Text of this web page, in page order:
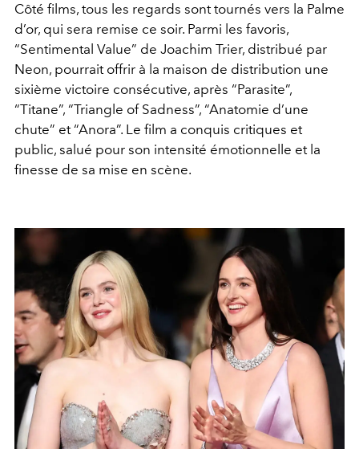
Côté films, tous les regards sont tournés vers la Palme
d’or, qui sera remise ce soir. Parmi les favoris,
“Sentimental Value” de Joachim Trier, distribué par
Neon, pourrait offrir à la maison de distribution une
sixième victoire consécutive, après “Parasite”,
“Titane”, “Triangle of Sadness”, “Anatomie d’une
chute” et “Anora”. Le film a conquis critiques et
public, salué pour son intensité émotionnelle et la
finesse de sa mise en scène.